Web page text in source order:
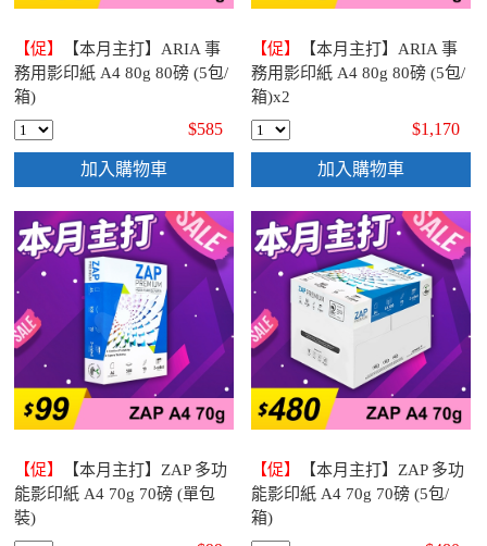
【促】
【本月主打】ARIA 事
務用影印紙 A4 80g 80磅 (5包/
箱)
$585
加入購物車
【促】
【本月主打】ARIA 事
務用影印紙 A4 80g 80磅 (5包/
箱)x2
$1,170
加入購物車
【促】
【本月主打】ZAP 多功
能影印紙 A4 70g 70磅 (單包
裝)
【促】
【本月主打】ZAP 多功
能影印紙 A4 70g 70磅 (5包/
箱)